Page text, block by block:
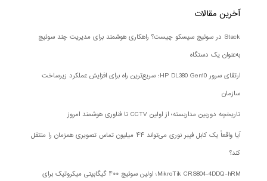
آخرین مقالات
Stack در سوئیچ سیسکو چیست؟ راهکاری هوشمند برای مدیریت چند سوئیچ
به‌عنوان یک دستگاه
ارتقای سرور HP DL380 Gen10؛ سریع‌ترین راه برای افزایش عملکرد زیرساخت
سازمان
تاریخچه دوربین مداربسته؛ از اولین CCTV تا فناوری هوشمند امروز
آیا واقعاً یک کابل فیبر نوری می‌تواند ۴۴ میلیون تماس تصویری همزمان را منتقل
کند؟
MikroTik CRS804-4DDQ-hRM؛ اولین سوئیچ ۴۰۰ گیگابیتی میکروتیک برای